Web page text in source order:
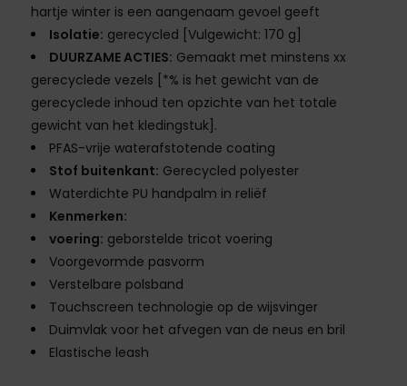
hartje winter is een aangenaam gevoel geeft
Isolatie: gerecycled [Vulgewicht: 170 g]
DUURZAME ACTIES: Gemaakt met minstens xx
gerecyclede vezels [*% is het gewicht van de
gerecyclede inhoud ten opzichte van het totale
gewicht van het kledingstuk].
PFAS-vrije waterafstotende coating
Stof buitenkant: Gerecycled polyester
Waterdichte PU handpalm in reliëf
Kenmerken:
voering: geborstelde tricot voering
Voorgevormde pasvorm
Verstelbare polsband
Touchscreen technologie op de wijsvinger
Duimvlak voor het afvegen van de neus en bril
Elastische leash